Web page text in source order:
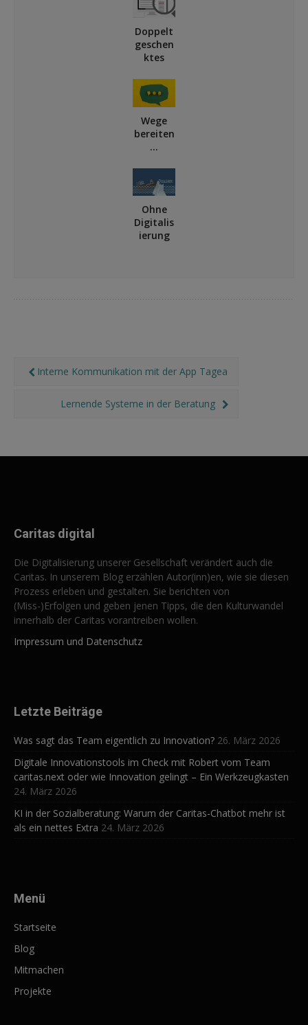
Faceboo
Gruppe
Doppelt
geschen
ktes
Wege
bereiten
…
Innovati
onen
digital
und
analog
entwick
Ohne
Digitalis
ierung
Interne Kommunikation mit der App Tagea
Lernende Systeme in der Beratung
Caritas digital
Die Digitalisierung unserer Gesellschaft verändert auch die
Caritas. In unserem Blog erzählen Autor(inn)en, wie sie diesen
Prozess erleben und gestalten. Sie berichten von
(Miss-)Erfolgen und geben jenen Tipps, die den Kulturwandel
innerhalb der Caritas vorantreiben wollen.
Impressum und Datenschutz
Letzte Beiträge
Was sagt das Team eigentlich zu Innovation? 26. März 2026
Digitale Innovationstools im Check mit Robert vom Team
caritas.next oder wie Innovation gelingt – Ein Werkzeugkasten
24. März 2026
KI in der Sozialberatung: Warum der Caritas-Chatbot mehr ist
als ein nettes Extra 24. März 2026
Menü
Startseite
Blog
Mitmachen
Projekte